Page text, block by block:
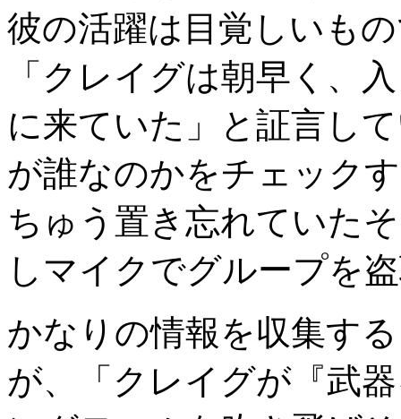
彼の活躍は目覚しいも
「クレイグは朝早く、
に来ていた」と証言し
が誰なのかをチェック
ちゅう置き忘れていた
しマイクでグループを
かなりの情報を収集す
が、「クレイグが『武